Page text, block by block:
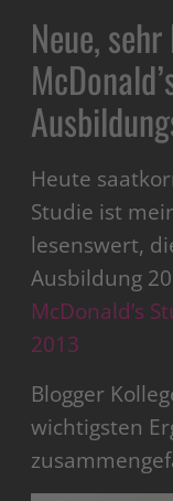
Neue,
Heute
Studie ist
lesenswert,
Ausbildung
McDonald’s
2013
Blogger
wichtigsten